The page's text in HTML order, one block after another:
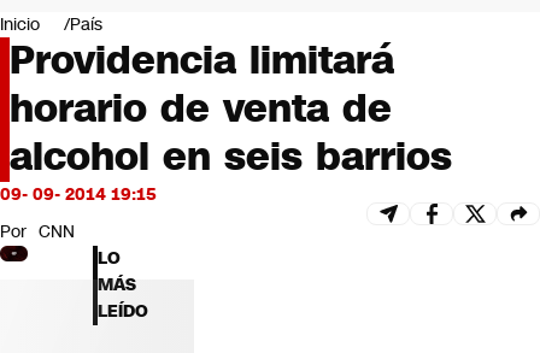
Negocios
Deportes
Programas completos
Cultura
Servicios
Bits
CNN tiempo
Futuro 360
Opinión
Inicio País
Providencia limitará
horario de venta de
alcohol en seis barrios
09- 09- 2014 19:15
Por CNN
LO
MÁS
LEÍDO